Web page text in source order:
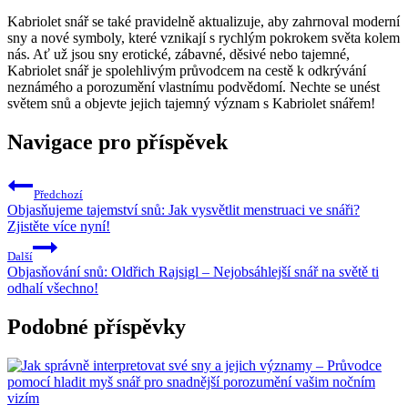
Kabriolet snář se také pravidelně aktualizuje, aby zahrnoval moderní
sny a nové symboly, které vznikají s rychlým pokrokem světa kolem
nás. Ať už jsou sny erotické, zábavné, děsivé nebo tajemné,
Kabriolet snář je spolehlivým průvodcem na cestě k odkrývání
neznámého a porozumění vlastnímu podvědomí. Nechte se unést
světem snů a objevte jejich tajemný význam s Kabriolet snářem!
Navigace pro příspěvek
Předchozí
Objasňujeme tajemství snů: Jak vysvětlit menstruaci ve snáři?
Zjistěte více nyní!
Další
Objasňování snů: Oldřich Rajsigl – Nejobsáhlejší snář na světě ti
odhalí všechno!
Podobné příspěvky